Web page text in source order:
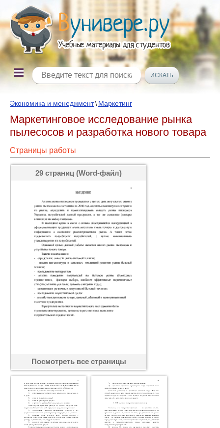
Экономика и менеджмент\ Маркетинг
Маркетинговое исследование рынка
пылесосов и разработка нового товара
Страницы работы
29 страниц (Word-файл)
Посмотреть все страницы